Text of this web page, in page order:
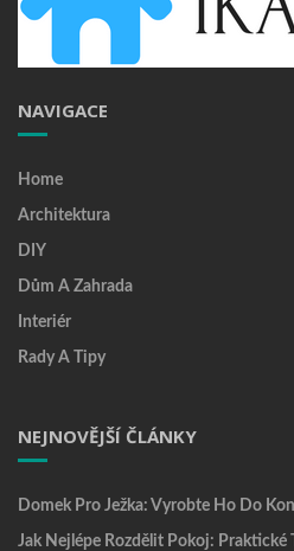
NAVIGACE
Home
Architektura
DIY
Dům A Zahrada
Interiér
Rady A Tipy
NEJNOVĚJŠÍ ČLÁNKY
Domek Pro Ježka: Vyrobte Ho Do
Jak Nejlépe Rozdělit Pokoj: Praktické